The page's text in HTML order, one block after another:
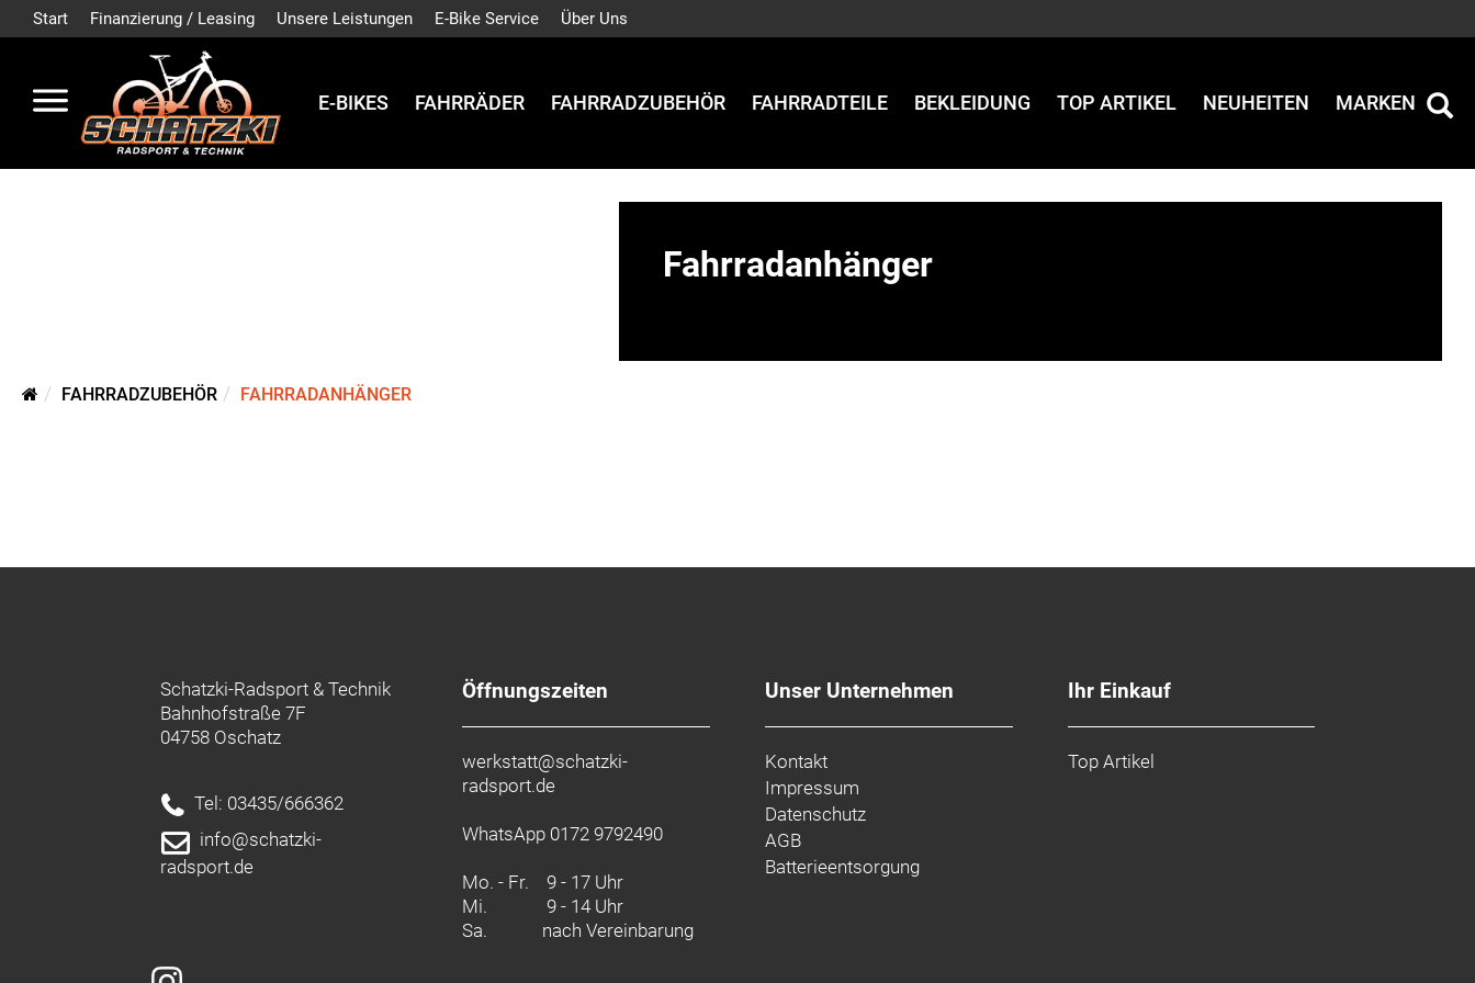
Start Finanzierung / Leasing Unsere Leistungen E-Bike Service Über Uns
E-BIKES FAHRRÄDER FAHRRADZUBEHÖR FAHRRADTEILE BEKLEIDUNG TOP ARTIKEL NEUHEITEN MARKEN
Fahrradanhänger
FAHRRADZUBEHÖR FAHRRADANHÄNGER
Schatzki-Radsport & Technik
Bahnhofstraße 7F
04758 Oschatz
Tel: 03435/666362
info@schatzki-
radsport.de
Öffnungszeiten
werkstatt@schatzki-
radsport.de
WhatsApp 0172 9792490
Mo. - Fr. 9 - 17 Uhr
Mi.
9 - 14 Uhr
Sa.
nach Vereinbarung
Unser Unternehmen
Kontakt
Impressum
Datenschutz
AGB
Batterieentsorgung
Ihr Einkauf
Top Artikel